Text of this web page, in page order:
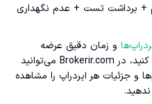
+ برداشت تست + عدم نگهداری
و زمان دقیق عرضه
کوین‌های تازه وارد به بازار اطلاع پیدا کنید، در Brokerir.com می‌توانید
و جزئیات هر ایردراپ را مشاهده